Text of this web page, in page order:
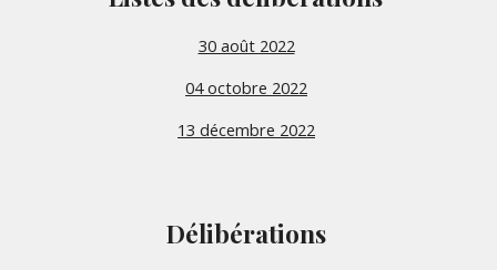
30 août 2022
04 octobre 2022
13 décembre 2022
Délibérations